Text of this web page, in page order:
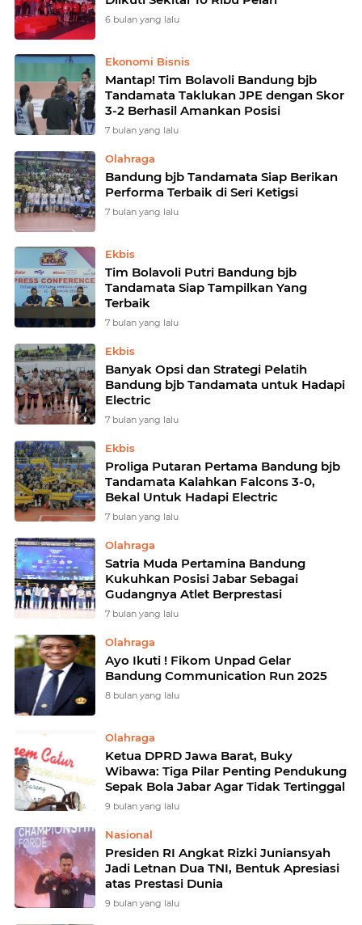
6 bulan yang lalu
Ekonomi Bisnis
Mantap! Tim Bolavoli Bandung bjb
Tandamata Taklukan JPE dengan Skor
3-2 Berhasil Amankan Posisi
7 bulan yang lalu
Olahraga
Bandung bjb Tandamata Siap Berikan
Performa Terbaik di Seri Ketigsi
7 bulan yang lalu
Ekbis
Tim Bolavoli Putri Bandung bjb
Tandamata Siap Tampilkan Yang
Terbaik
7 bulan yang lalu
Ekbis
Banyak Opsi dan Strategi Pelatih
Bandung bjb Tandamata untuk Hadapi
Electric
7 bulan yang lalu
Ekbis
Proliga Putaran Pertama Bandung bjb
Tandamata Kalahkan Falcons 3-0,
Bekal Untuk Hadapi Electric
7 bulan yang lalu
Olahraga
Satria Muda Pertamina Bandung
Kukuhkan Posisi Jabar Sebagai
Gudangnya Atlet Berprestasi
7 bulan yang lalu
Olahraga
Ayo Ikuti ! Fikom Unpad Gelar
Bandung Communication Run 2025
8 bulan yang lalu
Olahraga
Ketua DPRD Jawa Barat, Buky
Wibawa: Tiga Pilar Penting Pendukung
Sepak Bola Jabar Agar Tidak Tertinggal
9 bulan yang lalu
Nasional
Presiden RI Angkat Rizki Juniansyah
Jadi Letnan Dua TNI, Bentuk Apresiasi
atas Prestasi Dunia
9 bulan yang lalu